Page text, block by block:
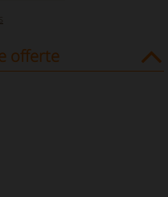
offerte